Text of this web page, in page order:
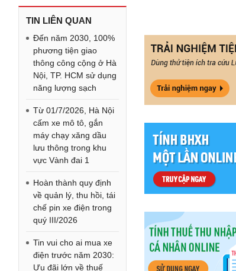
TIN LIÊN QUAN
Đến năm 2030, 100%
phương tiện giao
thông công cộng ở Hà
Nội, TP. HCM sử dụng
năng lượng sạch
Từ 01/7/2026, Hà Nội
cấm xe mô tô, gắn
máy chạy xăng dầu
lưu thông trong khu
vực Vành đai 1
Hoàn thành quy định
về quản lý, thu hồi, tái
chế pin xe điện trong
quý III/2026
Tin vui cho ai mua xe
điện trước năm 2030:
Ưu đãi lớn về thuế